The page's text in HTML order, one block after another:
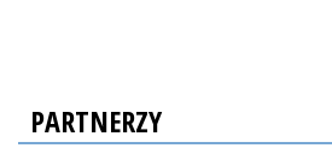
PARTNERZY